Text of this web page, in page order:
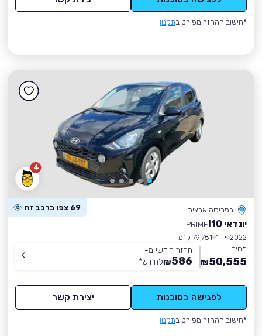
*חישוב ההחזר מפורט בתקנון
4
בפריסה ארצית 69 צפו ברכב זה
יונדאי I10
PRIME
2022 יד 1
79,781 ק״מ
מחיר
50,555
₪
החזר חודשי מ-
586
₪לחודש*
לפגישה בסוכנות יצירת קשר
*חישוב ההחזר מפורט בתקנון